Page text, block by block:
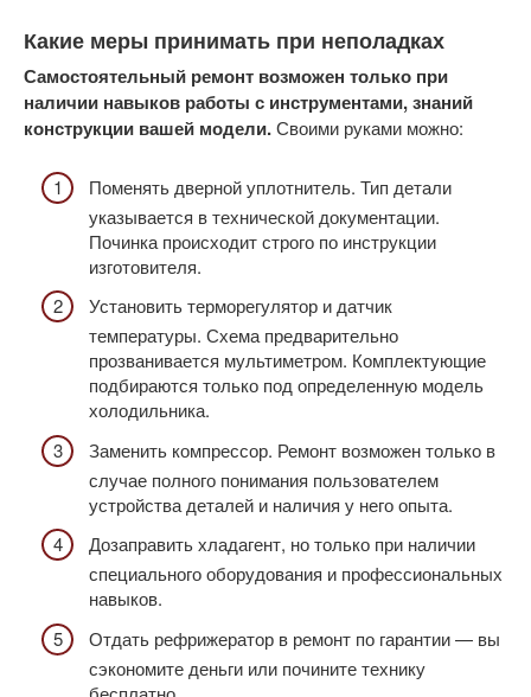
Какие меры принимать при неполадках
Самостоятельный ремонт возможен только при
наличии навыков работы с инструментами, знаний
конструкции вашей модели.Своими руками можно:
Поменять дверной уплотнитель. Тип детали
указывается в технической документации.
Починка происходит строго по инструкции
изготовителя.
Установить терморегулятор и датчик
температуры. Схема предварительно
прозванивается мультиметром. Комплектующие
подбираются только под определенную модель
холодильника.
Заменить компрессор. Ремонт возможен только в
случае полного понимания пользователем
устройства деталей и наличия у него опыта.
Дозаправить хладагент, но только при наличии
специального оборудования и профессиональных
навыков.
Отдать рефрижератор в ремонт по гарантии — вы
сэкономите деньги или почините технику